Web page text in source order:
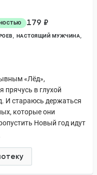
179 ₽
НАСТОЯЩИЙ МУЖЧИНА
«Лёд»,
прячусь в глухой
И стараюсь держаться
которые они
Новый год идут